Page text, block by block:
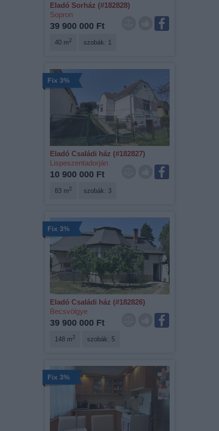
Eladó Sorház (#182828)
Sopron
39 900 000 Ft
40 m2 szobák: 1
Fix 3%
Eladó Családi ház (#182827)
Lispeszentadorján
10 900 000 Ft
83 m2 szobák: 3
Fix 3%
Eladó Családi ház (#182826)
Becsvölgye
39 900 000 Ft
148 m2 szobák: 5
Fix 3%